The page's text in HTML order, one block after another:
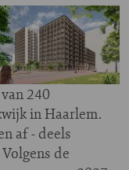
240
in Haarlem.
af - deels
de